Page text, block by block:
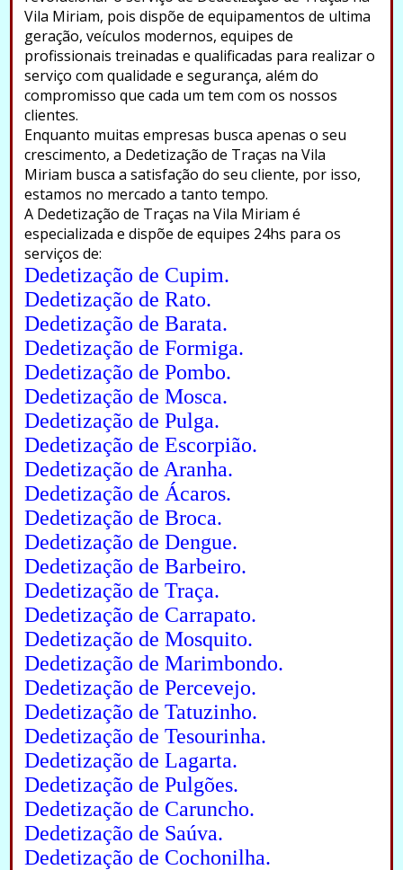
Vila Miriam, pois dispõe de equipamentos de ultima
geração, veículos modernos, equipes de
profissionais treinadas e qualificadas para realizar o
serviço com qualidade e segurança, além do
compromisso que cada um tem com os nossos
clientes.
Enquanto muitas empresas busca apenas o seu
crescimento, a Dedetização de Traças na Vila
Miriam busca a satisfação do seu cliente, por isso,
estamos no mercado a tanto tempo.
A Dedetização de Traças na Vila Miriam é
especializada e dispõe de equipes 24hs para os
serviços de:
Dedetização de Cupim.
Dedetização de Rato.
Dedetização de Barata.
Dedetização de Formiga.
Dedetização de Pombo.
Dedetização de Mosca.
Dedetização de Pulga.
Dedetização de Escorpião.
Dedetização de Aranha.
Dedetização de Ácaros.
Dedetização de Broca.
Dedetização de Dengue.
Dedetização de Barbeiro.
Dedetização de Traça.
Dedetização de Carrapato.
Dedetização de Mosquito.
Dedetização de Marimbondo.
Dedetização de Percevejo.
Dedetização de Tatuzinho.
Dedetização de Tesourinha.
Dedetização de Lagarta.
Dedetização de Pulgões.
Dedetização de Caruncho.
Dedetização de Saúva.
Dedetização de Cochonilha.